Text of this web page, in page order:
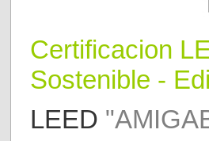
Certificacion
Sostenible -
LEED